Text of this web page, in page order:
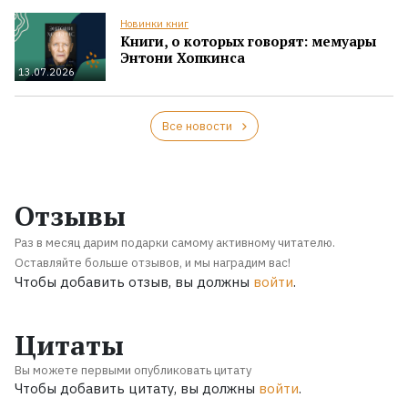
13.07.2026
Новинки книг
Книги, о которых говорят: мемуары
Энтони Хопкинса
Все новости
Отзывы
Раз в месяц дарим подарки самому активному читателю.
Оставляйте больше отзывов, и мы наградим вас!
Чтобы добавить отзыв, вы должны войти.
Цитаты
Вы можете первыми опубликовать цитату
Чтобы добавить цитату, вы должны войти.